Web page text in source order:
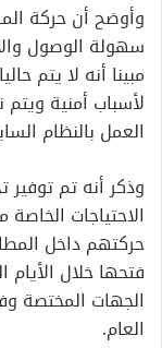
وأوضح أن حركة
سهولة الوصول
مبينا أنه لا يتم
لأسباب أمنية ويتم
العمل بالنظام
وذكر أنه تم
الاحتياجات
حركتهم داخل
فتحها خلال
الجهات المختصة
العام.